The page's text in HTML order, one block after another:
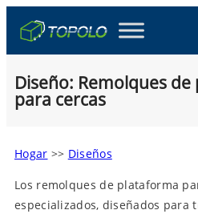
content
Diseño: Remolques
para cercas
Hogar >> Diseños
Los remolques de plataforma
especializados, diseñados para